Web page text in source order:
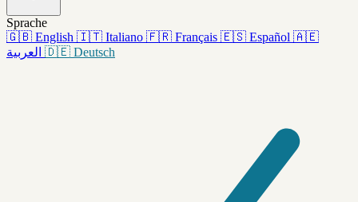
Sprache
🇬🇧 English 🇮🇹 Italiano 🇫🇷 Français 🇪🇸 Español 🇦🇪
العربية 🇩🇪 Deutsch